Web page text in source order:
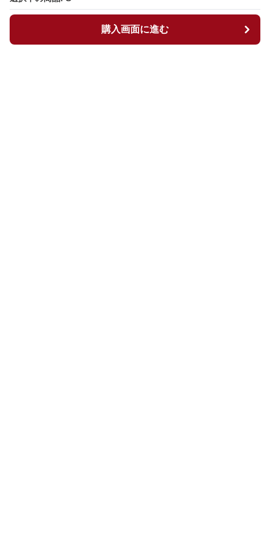
購入画面に進む
購入画面に進む